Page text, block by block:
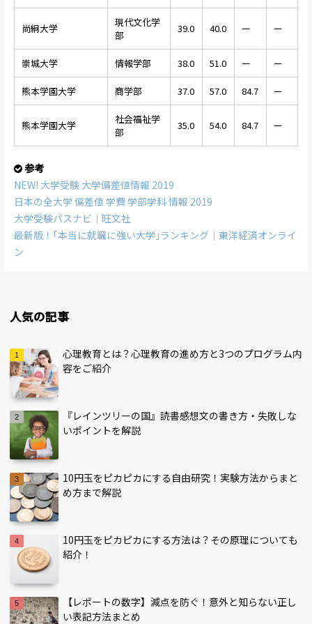
尚絅大学
現代文化学
部
39.0 40.0 ー ー
崇城大学 情報学部 38.0 51.0 ー ー
熊本学園大学 商学部 37.0 57.0 84.7 ー
熊本学園大学
社会福祉学
部
35.0 54.0 84.7 ー
参考
NEW! 大学受験 大学偏差値情報 2019
日本の全大学 偏差値 学費 学部学科 情報 2019
大学受験パスナビ｜旺文社
最新版！｢本当に就職に強い大学｣ランキング｜東洋経済オンライ
ン
人気の記事
心理教育とは？心理教育の進め方と3つのプログラム内
容をご紹介
『レインツリーの国』読書感想文の書き方・失敗しな
いポイントを解説
10円玉をピカピカにする自由研究！実験方法からまと
め方まで解説
10円玉をピカピカにする方法は？その原理についても
紹介！
【レポートの数字】減点を防ぐ！意外と知らない正し
い表記方法まとめ